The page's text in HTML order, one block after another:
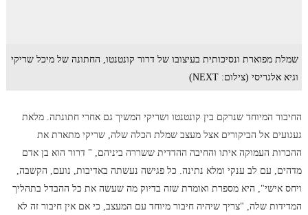
שמלת מפוארת ונסיכותית בעיצובו של דרור קונטנטו, החתונה של מיכל שריקי
וגיא אלגריסי (צילום: NEXT)
החיבור המיוחד שנרקם בין קונטנטו ושריקי המשיך גם אחרי חתונתה. מלאת
געגועים אל הביקורים אצל מעצב שמלת הכלה שלה, שריקי מתארת את
ההכרות העמוקה איתו והחיבה ההדדית ששררה ביניהם, " דרור הוא בן אדם
מדהים, עם לב ענקי ומלא נתינה. כל פגישה נעשתה באדיבות, נועם, הקשבה,
ויחס אישי", היא מספרת ואומרת שזה בדיוק מה שעשה את כל ההבדל בתהליך
המדידות שלה, "צריך שיהיה חיבור מיוחד עם המעצב, כי אם אין חיבור זה לא